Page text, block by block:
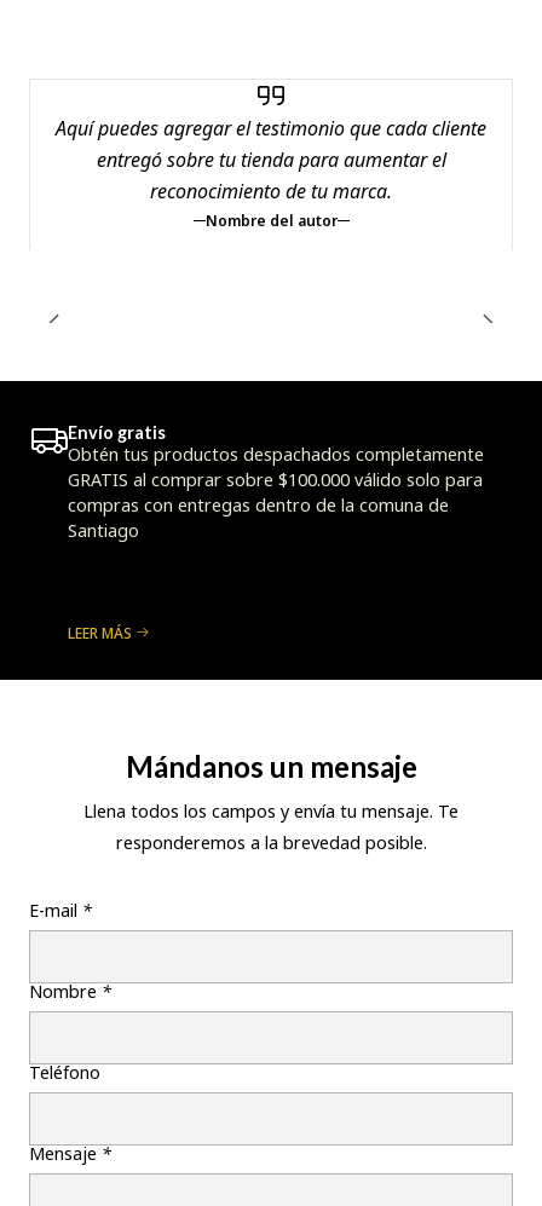
Aquí puedes agregar el testimonio que cada cliente
entregó sobre tu tienda para aumentar el
reconocimiento de tu marca.
Nombre del autor
Envío gratis
Obtén tus productos despachados completamente
GRATIS al comprar sobre $100.000 válido solo para
compras con entregas dentro de la comuna de
Santiago
LEER MÁS
Mándanos un mensaje
Llena todos los campos y envía tu mensaje. Te
responderemos a la brevedad posible.
E-mail *
Nombre*
Teléfono
Mensaje*